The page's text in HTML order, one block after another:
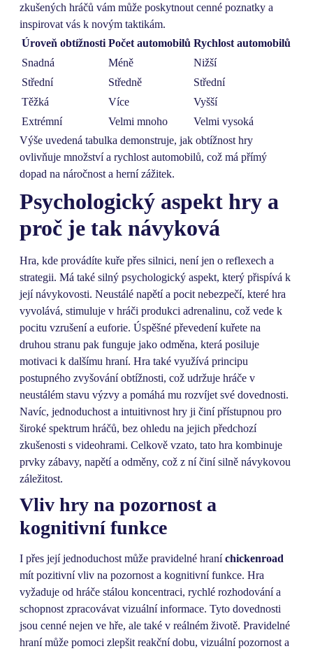
zkušených hráčů vám může poskytnout cenné poznatky a
inspirovat vás k novým taktikám.
Úroveň obtížnosti Počet automobilů Rychlost automobilů
Snadná
Méně
Nižší
Střední
Středně
Střední
Těžká
Více
Vyšší
Extrémní
Velmi mnoho
Velmi vysoká
Výše uvedená tabulka demonstruje, jak obtížnost hry
ovlivňuje množství a rychlost automobilů, což má přímý
dopad na náročnost a herní zážitek.
Psychologický aspekt hry a
proč je tak návyková
Hra, kde provádíte kuře přes silnici, není jen o reflexech a
strategii. Má také silný psychologický aspekt, který přispívá k
její návykovosti. Neustálé napětí a pocit nebezpečí, které hra
vyvolává, stimuluje v hráči produkci adrenalinu, což vede k
pocitu vzrušení a euforie. Úspěšné převedení kuřete na
druhou stranu pak funguje jako odměna, která posiluje
motivaci k dalšímu hraní. Hra také využívá principu
postupného zvyšování obtížnosti, což udržuje hráče v
neustálém stavu výzvy a pomáhá mu rozvíjet své dovednosti.
Navíc, jednoduchost a intuitivnost hry ji činí přístupnou pro
široké spektrum hráčů, bez ohledu na jejich předchozí
zkušenosti s videohrami. Celkově vzato, tato hra kombinuje
prvky zábavy, napětí a odměny, což z ní činí silně návykovou
záležitost.
Vliv hry na pozornost a
kognitivní funkce
I přes její jednoduchost může pravidelné hraníchickenroad
mít pozitivní vliv na pozornost a kognitivní funkce. Hra
vyžaduje od hráče stálou koncentraci, rychlé rozhodování a
schopnost zpracovávat vizuální informace. Tyto dovednosti
jsou cenné nejen ve hře, ale také v reálném životě. Pravidelné
hraní může pomoci zlepšit reakční dobu, vizuální pozornost a